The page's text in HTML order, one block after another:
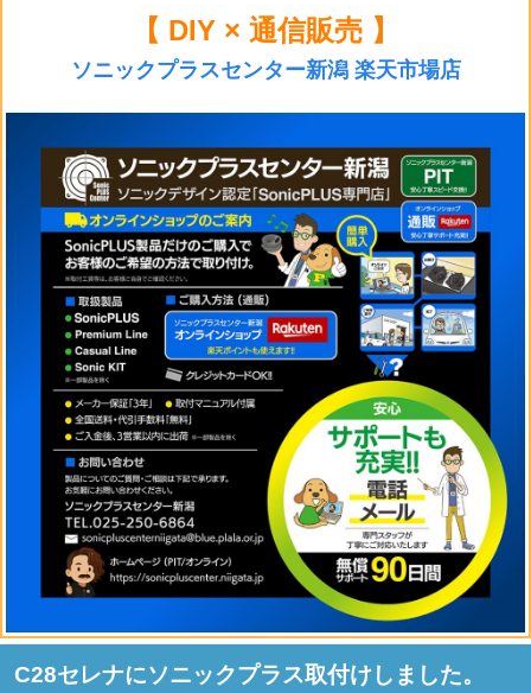
【 DIY × 通信販売 】
ソニックプラスセンター新潟 楽天市場店
C28セレナにソニックプラス取付けしました。